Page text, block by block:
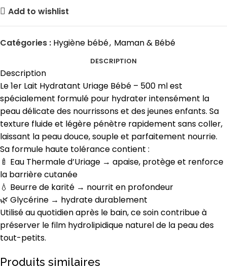
Add to wishlist
Catégories : Hygiène bébé, Maman & Bébé
DESCRIPTION
Description
Le 1er Lait Hydratant Uriage Bébé – 500 ml est
spécialement formulé pour hydrater intensément la
peau délicate des nourrissons et des jeunes enfants. Sa
texture fluide et légère pénètre rapidement sans coller,
laissant la peau douce, souple et parfaitement nourrie.
Sa formule haute tolérance contient :
🍼 Eau Thermale d’Uriage → apaise, protège et renforce
la barrière cutanée
💧 Beurre de karité → nourrit en profondeur
🌿 Glycérine → hydrate durablement
Utilisé au quotidien après le bain, ce soin contribue à
préserver le film hydrolipidique naturel de la peau des
tout-petits.
Produits similaires